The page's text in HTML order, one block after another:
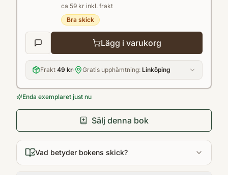
ca 59 kr inkl. frakt
Bra skick
Lägg i varukorg
Frakt 49 kr· Gratis upphämtning: Linköping
Enda exemplaret just nu
Sälj denna bok
Vad betyder bokens skick?